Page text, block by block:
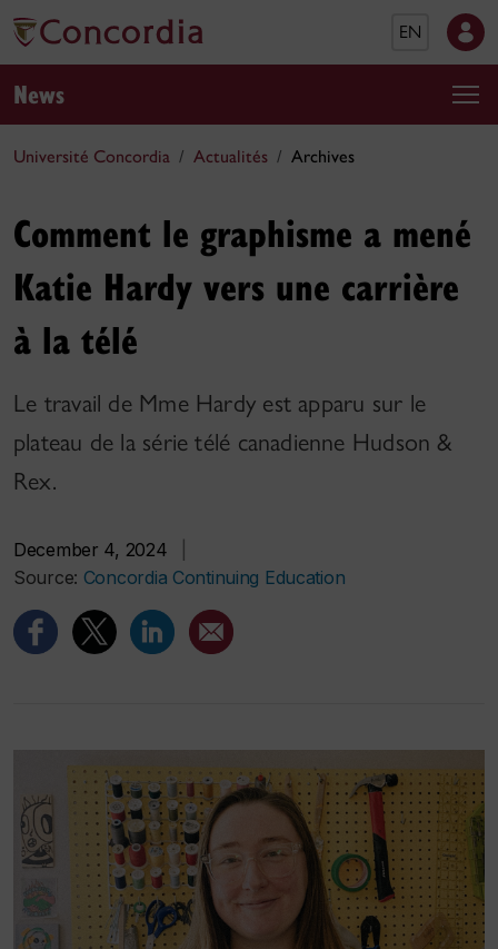
EN
News
Université Concordia Actualités Archives
Comment le graphisme a mené
Katie Hardy vers une carrière
à la télé
Le travail de Mme Hardy est apparu sur le
plateau de la série télé canadienne Hudson &
Rex.
December 4, 2024
Source: Concordia Continuing Education